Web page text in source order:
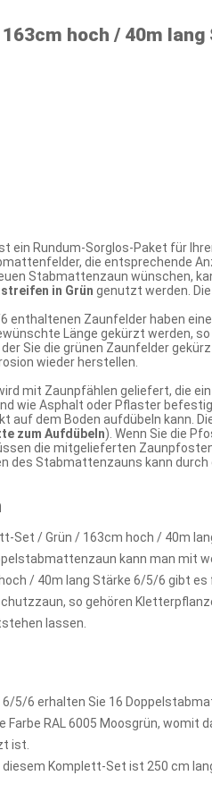
hoch / 40m lang
Rundum-Sorglos-Paket für
die entsprechende
Stabmattenzaun wünschen,
in Grün genutzt werden.
Zaunfelder haben
Länge gekürzt werden,
Sie die grünen Zaunfelder
wieder herstellen.
mit Zaunpfählen geliefert, die
wie Asphalt oder Pflaster
dem Boden aufdübeln kann.
zum Aufdübeln). Wenn Sie die
die mitgelieferten
des Stabmattenzauns kann durch
/ Grün / 163cm hoch / 40m
kann man mit
/ 40m lang Stärke 6/5/6 gibt es
so gehören
lassen.
5/6 erhalten Sie 16
RAL 6005 Moosgrün,
ist.
Komplett-Set ist 250 cm